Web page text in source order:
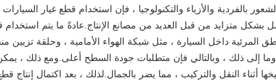
بالفردية والأزياء والتكنولوجيا ، فإن استخدام قطع غيار
بشكل متزايد من قبل العديد من مصانع الإنتاج.عادةً ما يتم استخدام
المرئية داخل السيارة ، مثل شبكة الهواء الأمامية ، وحلقة تزيين
وما إلى ذلك ، وبالتالي فإن متطلبات جودة السطح أعلى.ومع ذلك ،
أثناء النقل والتركيب ، مما يضر بالجمال.لذلك ، بعد اكتمال إنتاج